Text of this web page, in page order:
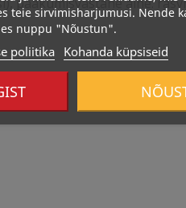
teie sirvimisharjumusi. Nende
nuppu "Nõustun".
poliitika Kohanda küpsiseid